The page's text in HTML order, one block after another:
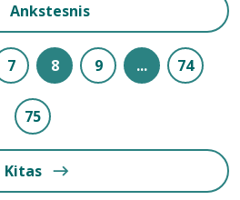
Ankstesnis
7 8 9 ... 74
75
Kitas